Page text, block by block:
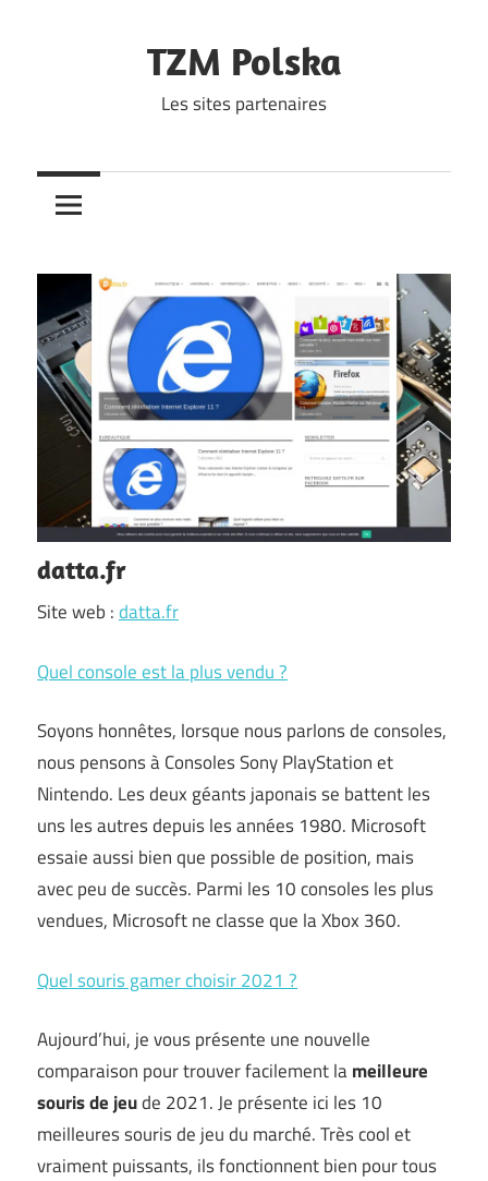
TZM Polska
Les sites partenaires
datta.fr
Site web :datta.fr
Quel console est la plus vendu ?
Soyons honnêtes, lorsque nous parlons de consoles,
nous pensons à Consoles Sony PlayStation et
Nintendo. Les deux géants japonais se battent les
uns les autres depuis les années 1980. Microsoft
essaie aussi bien que possible de position, mais
avec peu de succès. Parmi les 10 consoles les plus
vendues, Microsoft ne classe que la Xbox 360.
Quel souris gamer choisir 2021 ?
Aujourd’hui, je vous présente une nouvelle
comparaison pour trouver facilement lameilleure
souris de jeude 2021. Je présente ici les 10
meilleures souris de jeu du marché. Très cool et
vraiment puissants, ils fonctionnent bien pour tous